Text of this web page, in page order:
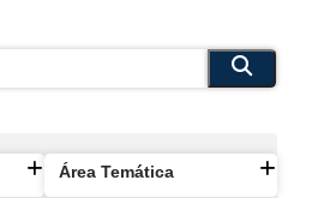
Área Temática